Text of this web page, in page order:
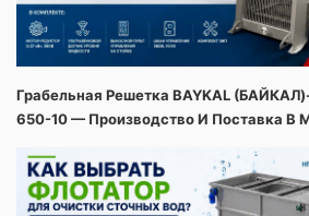
Грабельная Решетка BAYKAL
650-10 — Производство И Поставка В